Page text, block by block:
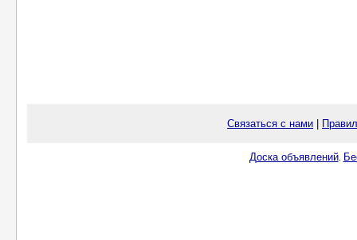
Связаться с нами
Доска объявлений.